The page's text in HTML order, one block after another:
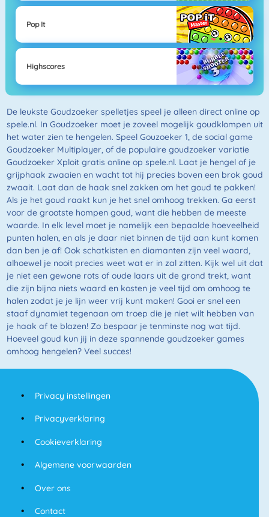
Pop It
Highscores
De leukste Goudzoeker spelletjes speel je alleen direct online op
spele.nl. In Goudzoeker moet je zoveel mogelijk goudklompen uit
het water zien te hengelen. Speel Gouzoeker 1, de social game
Goudzoeker Multiplayer, of de populaire goudzoeker variatie
Goudzoeker Xploit gratis online op spele.nl. Laat je hengel of je
grijphaak zwaaien en wacht tot hij precies boven een brok goud
zwaait. Laat dan de haak snel zakken om het goud te pakken!
Als je het goud raakt kun je het snel omhoog trekken. Ga eerst
voor de grootste hompen goud, want die hebben de meeste
waarde. In elk level moet je namelijk een bepaalde hoeveelheid
punten halen, en als je daar niet binnen de tijd aan kunt komen
dan ben je af! Ook schatkisten en diamanten zijn veel waard,
alhoewel je nooit precies weet wat er in zal zitten. Kijk wel uit dat
je niet een gewone rots of oude laars uit de grond trekt, want
die zijn bijna niets waard en kosten je veel tijd om omhoog te
halen zodat je je lijn weer vrij kunt maken! Gooi er snel een
staaf dynamiet tegenaan om troep die je niet wilt hebben van
je haak af te blazen! Zo bespaar je tenminste nog wat tijd.
Hoeveel goud kun jij in deze spannende goudzoeker games
omhoog hengelen? Veel succes!
Privacy instellingen
Privacyverklaring
Cookieverklaring
Algemene voorwaarden
Over ons
Contact